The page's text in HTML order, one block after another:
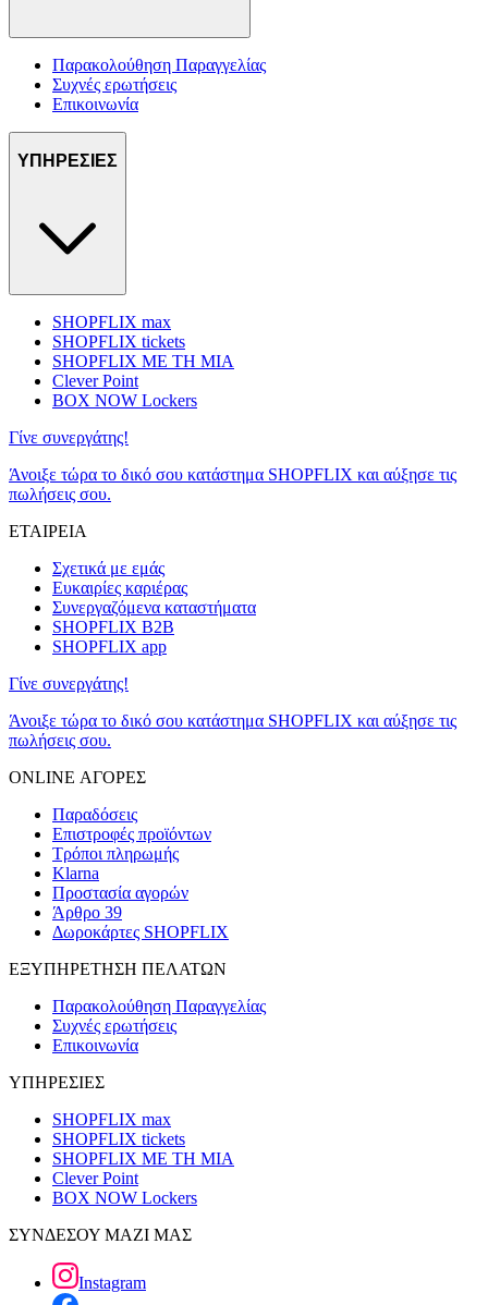
Παρακολούθηση Παραγγελίας
Συχνές ερωτήσεις
Επικοινωνία
ΥΠΗΡΕΣΙΕΣ
SHOPFLIX max
SHOPFLIX tickets
SHOPFLIX ΜΕ ΤΗ ΜΙΑ
Clever Point
BOX NOW Lockers
Γίνε συνεργάτης!
Άνοιξε τώρα το δικό σου κατάστημα SHOPFLIX και αύξησε τις
πωλήσεις σου.
ΕΤΑΙΡΕΙΑ
Σχετικά με εμάς
Ευκαιρίες καριέρας
Συνεργαζόμενα καταστήματα
SHOPFLIX B2B
SHOPFLIX app
Γίνε συνεργάτης!
Άνοιξε τώρα το δικό σου κατάστημα SHOPFLIX και αύξησε τις
πωλήσεις σου.
ONLINE ΑΓΟΡΕΣ
Παραδόσεις
Επιστροφές προϊόντων
Τρόποι πληρωμής
Klarna
Προστασία αγορών
Άρθρο 39
Δωροκάρτες SHOPFLIX
ΕΞΥΠΗΡΕΤΗΣΗ ΠΕΛΑΤΩΝ
Παρακολούθηση Παραγγελίας
Συχνές ερωτήσεις
Επικοινωνία
ΥΠΗΡΕΣΙΕΣ
SHOPFLIX max
SHOPFLIX tickets
SHOPFLIX ΜΕ ΤΗ ΜΙΑ
Clever Point
BOX NOW Lockers
ΣΥΝΔΕΣΟΥ ΜΑΖΙ ΜΑΣ
Instagram